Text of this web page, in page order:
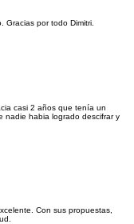
por todo Dimitri.
casi 2 años que tenía un
nadie habia logrado descifrar y
Con sus propuestas,